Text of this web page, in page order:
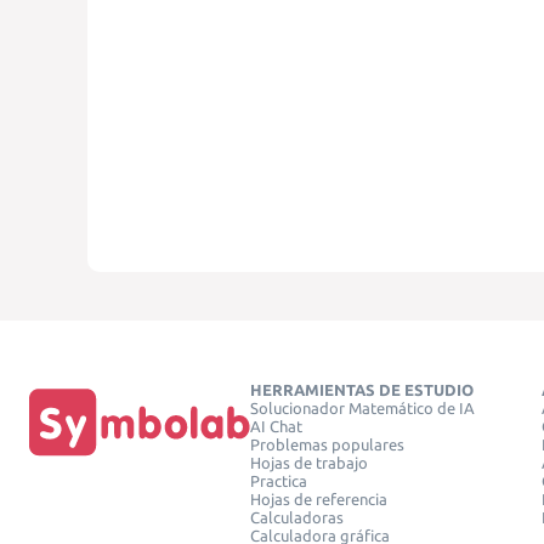
HERRAMIENTAS DE ESTUDIO
Solucionador Matemático de IA
AI Chat
Problemas populares
Hojas de trabajo
Practica
Hojas de referencia
Calculadoras
Calculadora gráfica